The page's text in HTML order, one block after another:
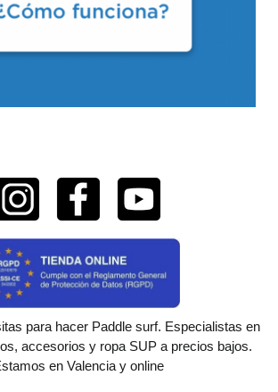
para hacer Paddle surf. Especialistas en
accesorios y ropa SUP a precios bajos.
en Valencia y online